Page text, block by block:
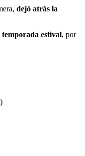
dejó atrás la
temporada estival, por
)